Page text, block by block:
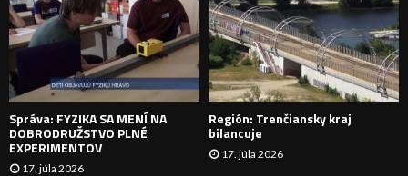
N
I
E
Správa: FYZIKA SA MENÍ NA
DOBRODRUŽSTVO PLNÉ
EXPERIMENTOV
17. júla 2026
Región: Trenčiansky kraj
bilancuje
17. júla 2026